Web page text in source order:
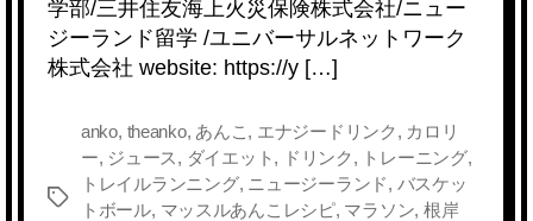
へ
の
b
o
o
k
a
Li
k
学部/三井住友海上火災保険株式会社/ニュー
ジーランド留学 /ユニバーサルネットワーク
株式会社 website: https://y […]
タ
anko, theanko, あんこ , エナジードリンク , カロリ
ー, ジュース, ダイエット , ドリンク , トレーニング,
トレイルランニング, ニュージーランド, バスケッ
トボール, マッスルあんこレシピ, マラソン, 根岸